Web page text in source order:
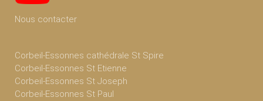
Nous contacter
Corbeil-Essonnes cathédrale St Spire
Corbeil-Essonnes St Etienne
Corbeil-Essonnes St Joseph
Corbeil-Essonnes St Paul